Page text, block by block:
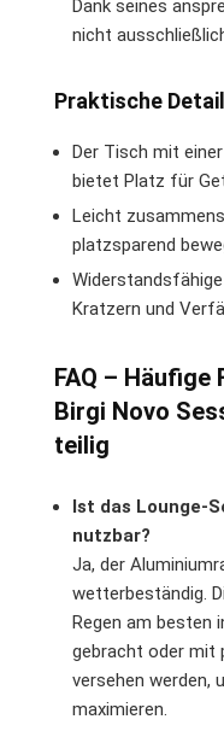
Dank seines
nicht
Praktische
Der Tisch mit
bietet Platz für
Leicht
platzsparend
Kratzern und
FAQ – Häufige
Birgi Novo
teilig
Ist das Lounge-
nutzbar?
Ja, der
wetterbeständig.
Regen am besten
gebracht oder mit
versehen werden,
maximieren.